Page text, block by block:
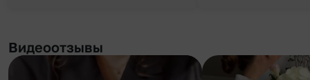
Видеоотзывы